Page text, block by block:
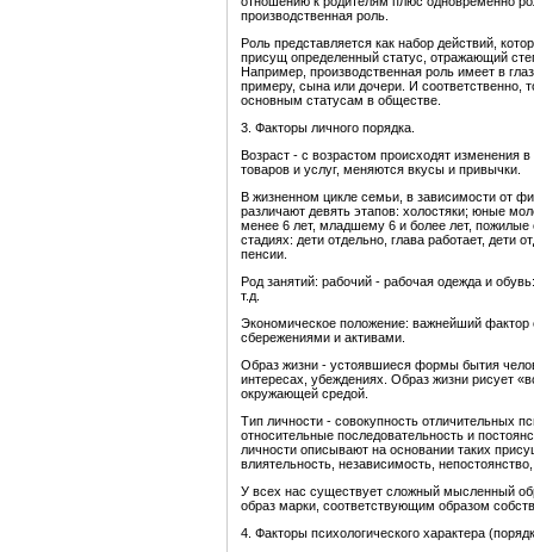
производственная роль.
Роль представляется как набор действий,
присущ определенный статус, отражающий
Например, производственная роль имеет в
примеру, сына или дочери. И соответственно,
основным статусам в обществе.
3. Факторы личного порядка.
Возраст - с возрастом происходят изменения
товаров и услуг, меняются вкусы и привычки.
В жизненном цикле семьи, в зависимости от
различают девять этапов: холостяки; юные
менее 6 лет, младшему 6 и более лет, пожилые
стадиях: дети отдельно, глава работает, дети
пенсии.
Род занятий: рабочий - рабочая одежда и
т.д.
Экономическое положение: важнейший фактор
сбережениями и активами.
Образ жизни - устоявшиеся формы бытия
интересах, убеждениях. Образ жизни рисует
окружающей средой.
Тип личности - совокупность отличительных
относительные последовательность и
личности описывают на основании таких
влиятельность, независимость,
У всех нас существует сложный мысленный
образ марки, соответствующим образом
4. Факторы психологического характера